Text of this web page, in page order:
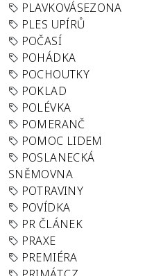
PLAVKOVÁSEZONA
PLES UPÍRŮ
POČASÍ
POHÁDKA
POCHOUTKY
POKLAD
POLÉVKA
POMERANČ
POMOC LIDEM
POSLANECKÁ
SNĚMOVNA
POTRAVINY
POVÍDKA
PR ČLÁNEK
PRAXE
PREMIÉRA